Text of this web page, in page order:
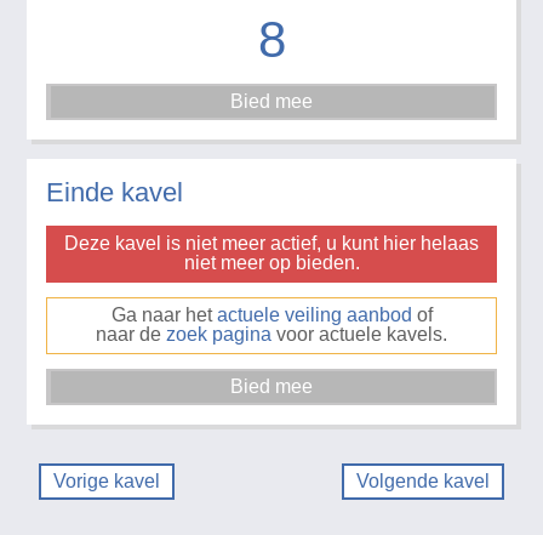
8
Einde kavel
Deze kavel is niet meer actief, u kunt hier helaas
niet meer op bieden.
Ga naar hetactuele veiling aanbod of
naar de zoek pagina voor actuele kavels.
Vorige kavel Volgende kavel